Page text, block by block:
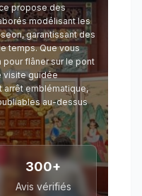
propose des
modélisant les
garantissant des
temps. Que vous
flâner sur le pont
visite guidée
arrêt emblématique,
au-dessus
300+
Avis vérifiés